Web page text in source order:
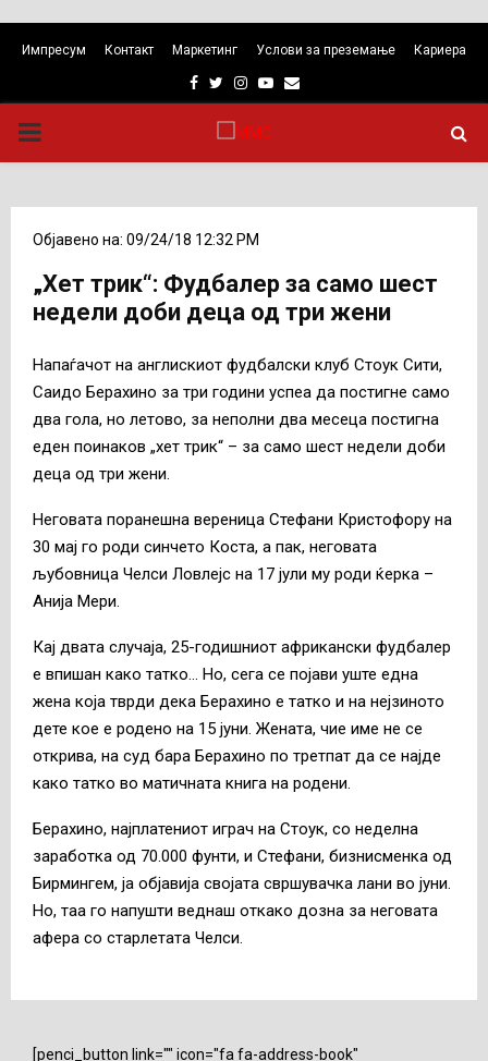
Импресум Контакт Маркетинг Услови за преземање Кариера
Facebook
TwitterInstagram
Youtube
Email
PRIMARY
Објавено на: 09/24/18 12:32 PM
„Хет трик“: Фудбалер за само шест
недели доби деца од три жени
Напаѓачот на англискиот фудбалски клуб Стоук Сити,
Саидо Берахино за три години успеа да постигне само
два гола, но летово, за неполни два месеца постигна
еден поинаков „хет трик“ – за само шест недели доби
деца од три жени.
Неговата поранешна вереница Стефани Кристофору на
30 мај го роди синчето Коста, а пак, неговата
љубовница Челси Ловлејс на 17 јули му роди ќерка –
Анија Мери.
Кај двата случаја, 25-годишниот африкански фудбалер
е впишан како татко… Но, сега се појави уште една
жена која тврди дека Берахино е татко и на нејзиното
дете кое е родено на 15 јуни. Жената, чие име не се
открива, на суд бара Берахино по третпат да се најде
како татко во матичната книга на родени.
Берахино, најплатениот играч на Стоук, со неделна
заработка од 70.000 фунти, и Стефани, бизнисменка од
Бирмингем, ја објавија својата свршувачка лани во јуни.
Но, таа го напушти веднаш откако дозна за неговата
афера со старлетата Челси.
[penci_button link="" icon="fa fa-address-book"